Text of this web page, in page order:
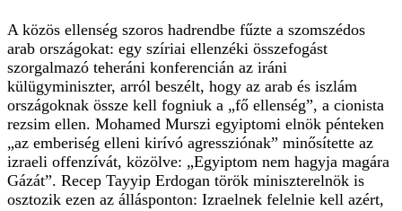
A közös ellenség szoros hadrendbe fűzte a szomszédos
arab országokat: egy szíriai ellenzéki összefogást
szorgalmazó teheráni konferencián az iráni
külügyminiszter, arról beszélt, hogy az arab és iszlám
országoknak össze kell fogniuk a „fő ellenség”, a cionista
rezsim ellen. Mohamed Murszi egyiptomi elnök pénteken
„az emberiség elleni kirívó agressziónak” minősítette az
izraeli offenzívát, közölve: „Egyiptom nem hagyja magára
Gázát”. Recep Tayyip Erdogan török miniszterelnök is
osztozik ezen az állásponton: Izraelnek felelnie kell azért,